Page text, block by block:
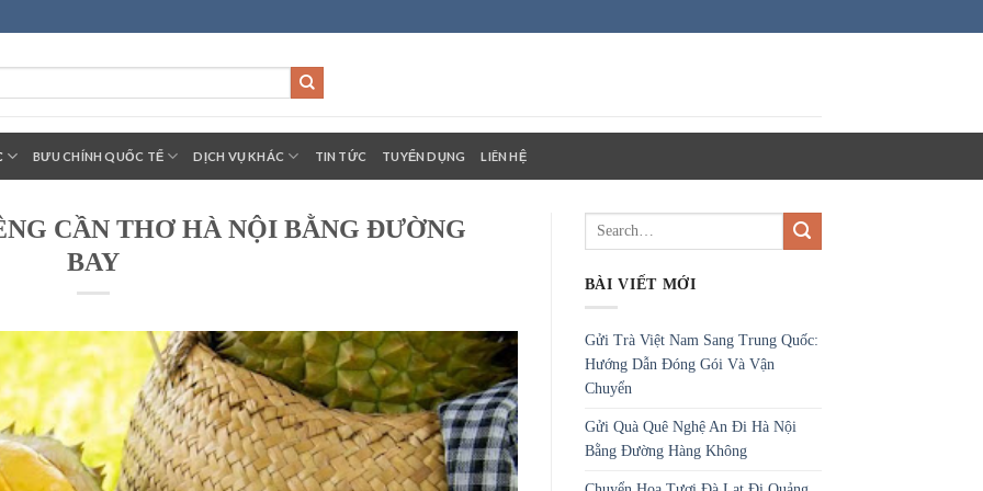
BƯU CHÍNH QUỐC TẾ DỊCH VỤ KHÁC TIN TỨC TUYỂN DỤNG LIÊN HỆ
CẦN THƠ HÀ NỘI BẰNG ĐƯỜNG
BAY
BÀI VIẾT MỚI
Gửi Trà Việt Nam Sang Trung Quốc:
Hướng Dẫn Đóng Gói Và Vận
Chuyển
Gửi Quà Quê Nghệ An Đi Hà Nội
Bằng Đường Hàng Không